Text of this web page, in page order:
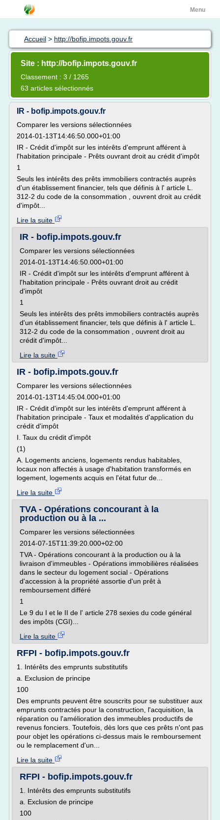
Menu
Accueil > http://bofip.impots.gouv.fr
Site : http://bofip.impots.gouv.fr
Classement : 3 / 1265
63 articles sélectionnés
IR - bofip.impots.gouv.fr
Comparer les versions sélectionnées
2014-01-13T14:46:50.000+01:00
IR - Crédit d'impôt sur les intérêts d'emprunt afférent à
l'habitation principale - Prêts ouvrant droit au crédit d'impôt
1
Seuls les intérêts des prêts immobiliers contractés auprès
d'un établissement financier, tels que définis à l' article L.
312-2 du code de la consommation , ouvrent droit au crédit
d'impôt...
Lire la suite
IR - bofip.impots.gouv.fr
Comparer les versions sélectionnées
2014-01-13T14:46:50.000+01:00
IR - Crédit d'impôt sur les intérêts d'emprunt afférent à
l'habitation principale - Prêts ouvrant droit au crédit
d'impôt
1
Seuls les intérêts des prêts immobiliers contractés auprès
d'un établissement financier, tels que définis à l' article L.
312-2 du code de la consommation , ouvrent droit au
crédit d'impôt...
Lire la suite
IR - bofip.impots.gouv.fr
Comparer les versions sélectionnées
2014-01-13T14:45:04.000+01:00
IR - Crédit d'impôt sur les intérêts d'emprunt afférent à
l'habitation principale - Taux et modalités d'application du
crédit d'impôt
I. Taux du crédit d'impôt
(1)
A. Logements anciens, logements rendus habitables,
locaux non affectés à usage d'habitation transformés en
logement, logements acquis en l'état futur de...
Lire la suite
TVA - Opérations concourant à la
production ou à la ...
Comparer les versions sélectionnées
2014-07-15T11:39:20.000+02:00
TVA - Opérations concourant à la production ou à la
livraison d'immeubles - Opérations immobilières réalisées
dans le secteur du logement social - Opérations
d'accession à la propriété assortie d'un prêt à
remboursement différé
1
Le 9 du I et le II de l' article 278 sexies du code général
des impôts (CGI)...
Lire la suite
RFPI - bofip.impots.gouv.fr
1. Intérêts des emprunts substitutifs
a. Exclusion de principe
100
Des emprunts peuvent être souscrits pour se substituer aux
emprunts contractés pour la construction, l'acquisition, la
réparation ou l'amélioration des immeubles productifs de
revenus fonciers. Toutefois, dès lors que ces prêts n'ont pas
pour objet les opérations ci-dessus mais le remboursement
ou le remplacement d'un...
Lire la suite
RFPI - bofip.impots.gouv.fr
1. Intérêts des emprunts substitutifs
a. Exclusion de principe
100